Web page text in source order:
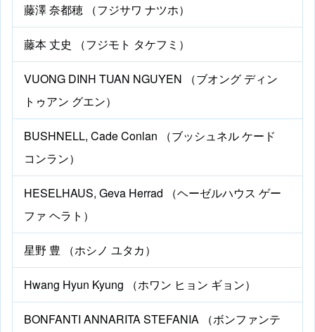
藤澤 奈都穂 （フジサワ ナツホ）
藤本 丈史 （フジモト タケフミ）
VUONG DINH TUAN NGUYEN （ブオング ディン
トゥアン グエン）
BUSHNELL, Cade Conlan （ブッシュネル ケード
コンラン）
HESELHAUS, Geva Herrad （ヘーゼルハウス ゲー
ファ ヘラト）
星野 豊 （ホシノ ユタカ）
Hwang Hyun Kyung （ホワン ヒョン ギョン）
BONFANTI ANNARITA STEFANIA （ボンファンテ